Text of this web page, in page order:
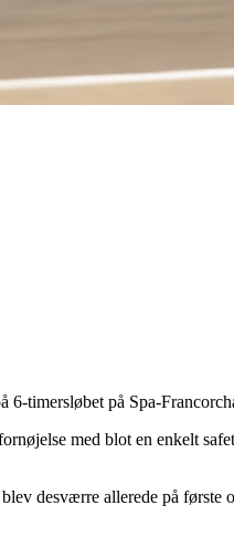
6-timersløbet på Spa-
med blot en enkelt
desværre allerede på